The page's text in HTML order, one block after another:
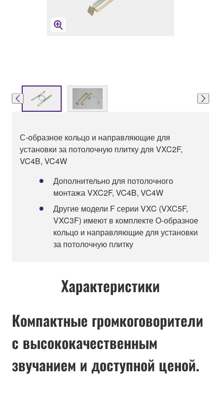
С-образное кольцо и направляющие для
установки за потолочную плитку для VXC2F,
VC4B, VC4W
Дополнительно для потолочного
монтажа VXC2F, VC4B, VC4W
Другие модели F серии VXC (VXC5F,
VXC3F) имеют в комплекте О-образное
кольцо и направляющие для установки
за потолочную плитку
Характеристики
Компактные громкоговорители
с высококачественным
звучанием и доступной ценой.